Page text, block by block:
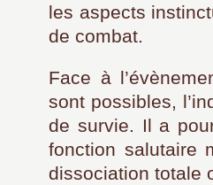
les aspects
de combat.
Face à
sont possibles,
de survie. Il a
fonction salutaire
dissociation totale